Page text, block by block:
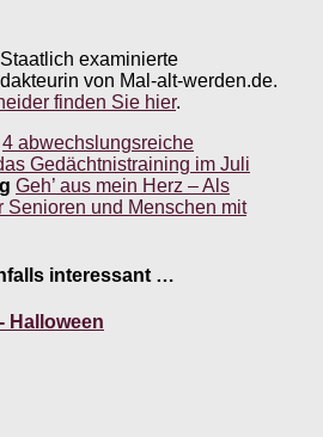
examinierte
von Mal-alt-werden.de.
finden Sie hier.
4 abwechslungsreiche
Gedächtnistraining im Juli
Geh’ aus mein Herz – Als
Senioren und Menschen mit
interessant …
Halloween